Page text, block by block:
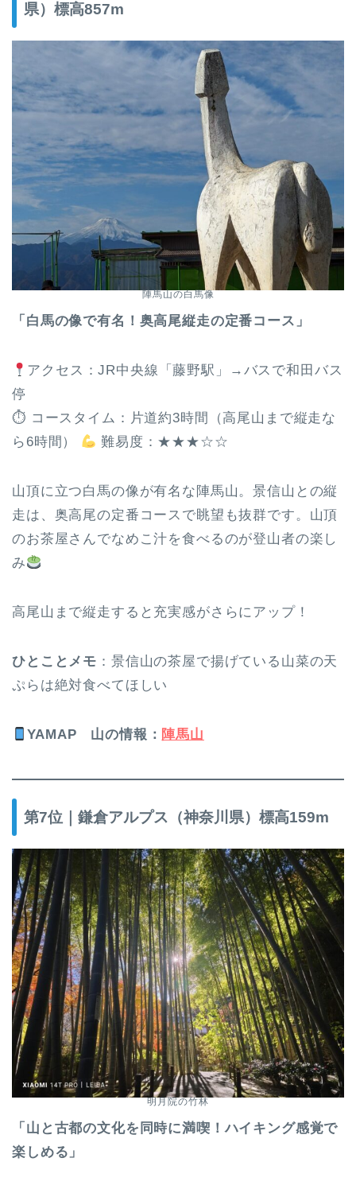
県）標高857m
陣馬山の白馬像
「白馬の像で有名！奥高尾縦走の定番コース」
アクセス：JR中央線「藤野駅」→バスで和田バス
停
⏱ コースタイム：片道約3時間（高尾山まで縦走な
ら6時間）
難易度：★★★☆☆
山頂に立つ白馬の像が有名な陣馬山。景信山との縦
走は、奥高尾の定番コースで眺望も抜群です。山頂
のお茶屋さんでなめこ汁を食べるのが登山者の楽し
み
高尾山まで縦走すると充実感がさらにアップ！
ひとことメモ ：景信山の茶屋で揚げている山菜の天
ぷらは絶対食べてほしい
YAMAP 山の情報 ： 陣馬山
第7位｜鎌倉アルプス（神奈川県）標高159m
明月院の竹林
「山と古都の文化を同時に満喫！ハイキング感覚で
楽しめる」